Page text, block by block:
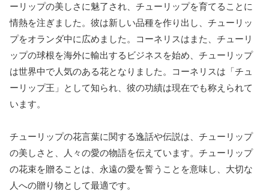
ーリップの美しさに魅了され、チューリップを育てることに
情熱を注ぎました。彼は新しい品種を作り出し、チューリッ
プをオランダ中に広めました。コーネリスはまた、チューリ
ップの球根を海外に輸出するビジネスを始め、チューリップ
は世界中で人気のある花となりました。コーネリスは「チュ
ーリップ王」として知られ、彼の功績は現在でも称えられて
います。
チューリップの花言葉に関する逸話や伝説は、チューリップ
の美しさと、人々の愛の物語を伝えています。チューリップ
の花束を贈ることは、永遠の愛を誓うことを意味し、大切な
人への贈り物として最適です。